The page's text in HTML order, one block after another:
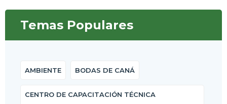
Temas Populares
AMBIENTE BODAS DE CANÁ
CENTRO DE CAPACITACIÓN TÉCNICA